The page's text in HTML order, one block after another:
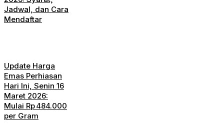
Jadwal, dan Cara
Mendaftar
Update Harga
Emas Perhiasan
Hari Ini, Senin 16
Maret 2026:
Mulai Rp 484.000
per Gram